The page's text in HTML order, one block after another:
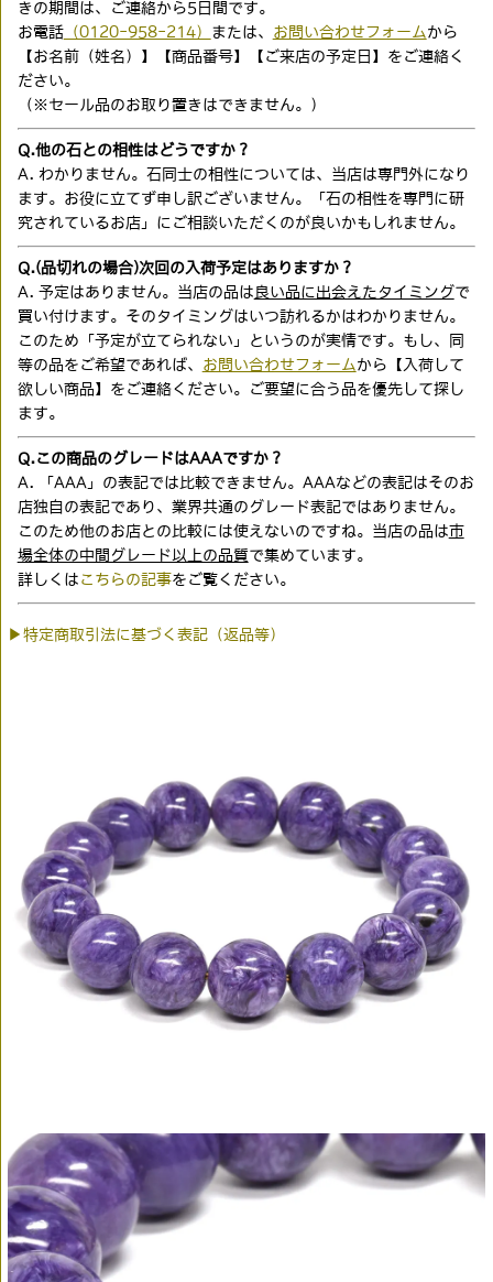
きの期間は、ご連絡から5日間です。
お電話（0120-958-214） または、 お問い合わせフォーム から
【お名前（姓名）】【商品番号】【ご来店の予定日】をご連絡く
ださい。
（※セール品のお取り置きはできません。）
Q.他の石との相性はどうですか？
A. わかりません。石同士の相性については、当店は専門外になり
ます。お役に立てず申し訳ございません。「石の相性を専門に研
究されているお店」にご相談いただくのが良いかもしれません。
Q.(品切れの場合)次回の入荷予定はありますか？
A. 予定はありません。当店の品は 良い品に出会えたタイミングで
買い付けます。そのタイミングはいつ訪れるかはわかりません。
このため「予定が立てられない」というのが実情です。もし、同
等の品をご希望であれば、 お問い合わせフォーム から【入荷して
欲しい商品】をご連絡ください。ご要望に合う品を優先して探し
ます。
Q.この商品のグレードはAAAですか？
A. 「AAA」の表記では比較できません。AAAなどの表記はそのお
店独自の表記であり、業界共通のグレード表記ではありません。
このため他のお店との比較には使えないのですね。当店の品は市
場全体の中間グレード以上の品質で集めています。
詳しくは こちらの記事をご覧ください。
▶特定商取引法に基づく表記（返品等）